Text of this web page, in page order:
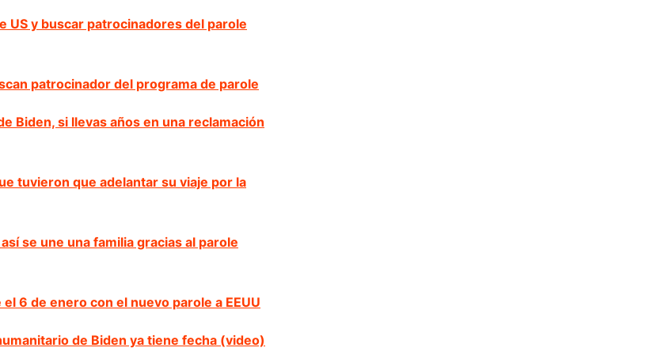
US y buscar patrocinadores del parole
patrocinador del programa de parole
Biden, si llevas años en una reclamación
tuvieron que adelantar su viaje por la
se une una familia gracias al parole
6 de enero con el nuevo parole a EEUU
de Biden ya tiene fecha (video)